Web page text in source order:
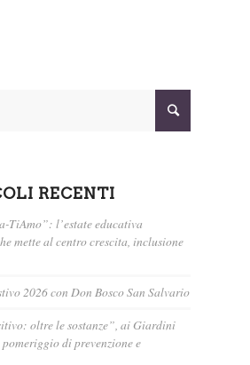
RECENTI
TiAmo”: l’estate educativa
mette al centro crescita, inclusione
2026 con Don Bosco San Salvario
oltre le sostanze”, ai Giardini
pomeriggio di prevenzione e